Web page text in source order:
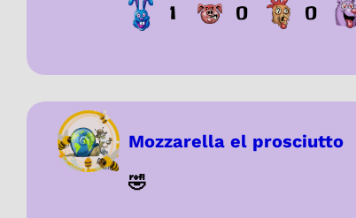
1 0 0
Mozzarella el prosciutto
🤣